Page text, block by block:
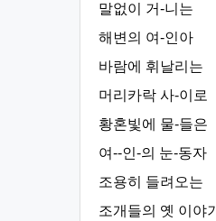
말없이 거-니는
해변의 여-인아
바람에 휘날리는
머리카락 사-이로
황혼빛에 물-들은
여--인-의 눈-동자
조용히 들려오는
조개들의 옛 이야기